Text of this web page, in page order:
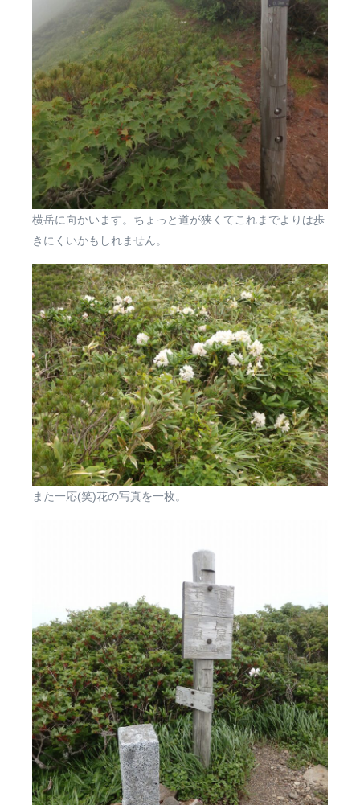
横岳に向かいます。ちょっと道が狭くてこれまでよりは歩
きにくいかもしれません。
また一応(笑)花の写真を一枚。